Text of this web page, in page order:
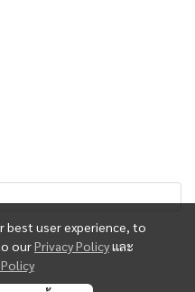
best user experience, to
ourPrivacy Policyและ